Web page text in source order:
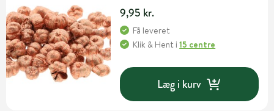
9,95 kr.
Få leveret
Klik & Hent i15 centre
Læg i kurv